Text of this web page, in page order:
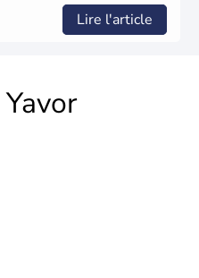
Lire l'article
Yavor